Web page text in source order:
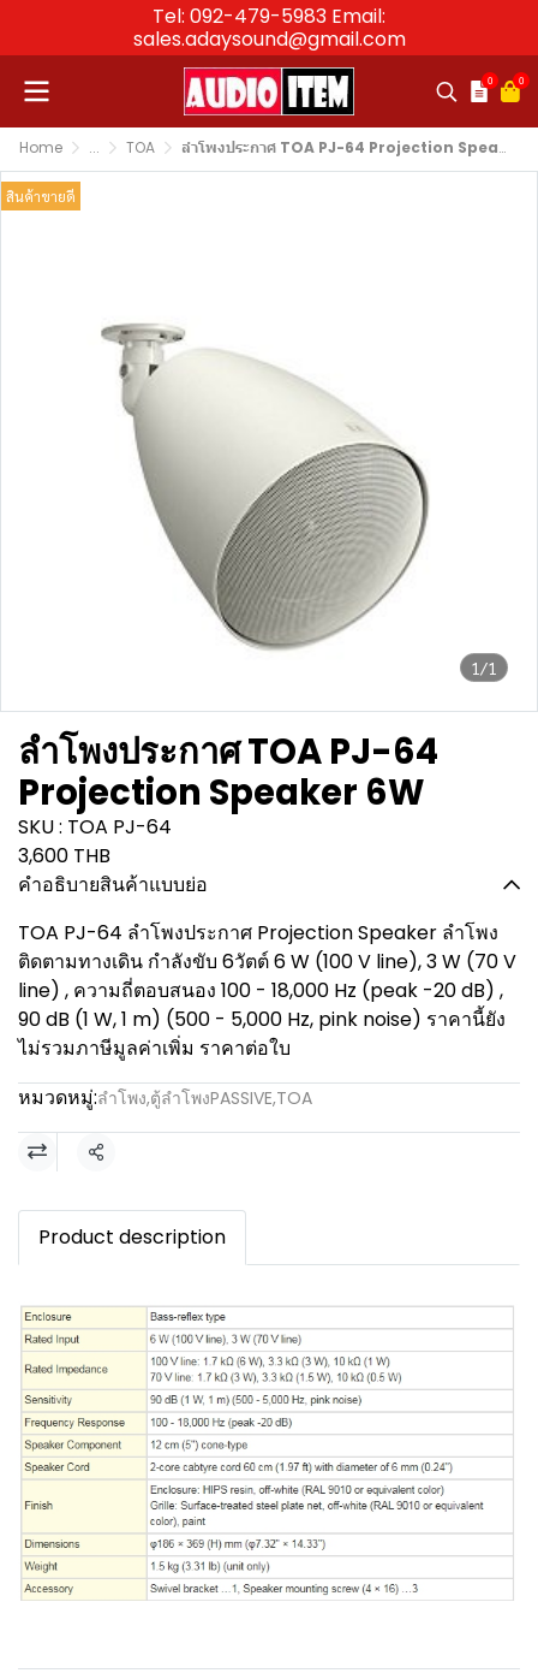
Tel: 092-479-5983 Email:
sales.adaysound@gmail.com
0 0
Home ... TOA ลำโพงประกาศ TOA PJ-64 Projection Speaker 6W
1/1
สินค้าขายดี
ลำโพงประกาศ TOA PJ-64
Projection Speaker 6W
SKU : TOA PJ-64
3,600 THB
คำอธิบายสินค้าแบบย่อ
TOA PJ-64 ลำโพงประกาศ Projection Speaker ลำโพง
ติดตามทางเดิน กำลังขับ 6วัตต์ 6 W (100 V line), 3 W (70 V
line) , ความถี่ตอบสนอง 100 - 18,000 Hz (peak -20 dB) ,
90 dB (1 W, 1 m) (500 - 5,000 Hz, pink noise) ราคานี้ยัง
ไม่รวมภาษีมูลค่าเพิ่ม ราคาต่อใบ
หมวดหมู่:ลำโพง,ตู้ลำโพงPASSIVE,TOA
แชร์
Product description